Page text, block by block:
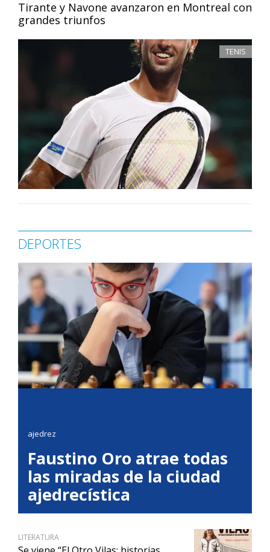
Tirante y Navone avanzaron en Montreal con
grandes triunfos
TENIS
DEPORTES
ajedrez
Faustino Oro atrae todas
las miradas de la ciudad
ajedrecística
LITERATURA